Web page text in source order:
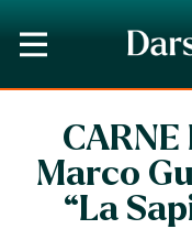
CARNE
Marco
“La